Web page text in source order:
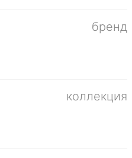
бренд
коллекция